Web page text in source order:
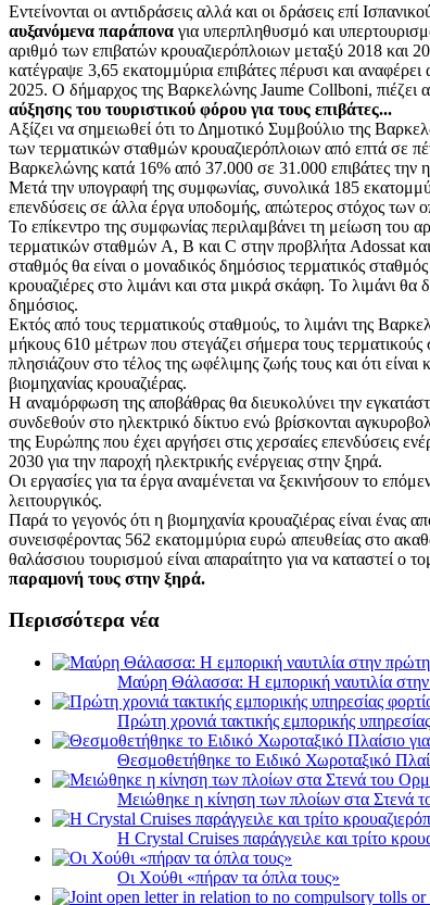
Εντείνονται οι αντιδράσεις αλλά και οι δράσεις επί
αυξανόμενα παράπονα για υπερπληθυσμό και
αριθμό των επιβατών κρουαζιερόπλοιων μεταξύ 2018 και
κατέγραψε 3,65 εκατομμύρια επιβάτες πέρυσι και
2025. Ο δήμαρχος της Βαρκελώνης Jaume Collboni, πιέζει
αύξησης του τουριστικού φόρου για τους επιβάτες...
Αξίζει να σημειωθεί ότι το Δημοτικό Συμβούλιο της
των τερματικών σταθμών κρουαζιερόπλοιων από επτά σε
Βαρκελώνης κατά 16% από 37.000 σε 31.000 επιβάτες την
Μετά την υπογραφή της συμφωνίας, συνολικά 185
επενδύσεις σε άλλα έργα υποδομής, απώτερος στόχος των
Το επίκεντρο της συμφωνίας περιλαμβάνει τη μείωση του
τερματικών σταθμών A, B και C στην προβλήτα Adossat
σταθμός θα είναι ο μοναδικός δημόσιος τερματικός
κρουαζιέρες στο λιμάνι και στα μικρά σκάφη. Το λιμάνι θα
δημόσιος.
Εκτός από τους τερματικούς σταθμούς, το λιμάνι της
μήκους 610 μέτρων που στεγάζει σήμερα τους
πλησιάζουν στο τέλος της ωφέλιμης ζωής τους και ότι
βιομηχανίας κρουαζιέρας.
Η αναμόρφωση της αποβάθρας θα διευκολύνει την
συνδεθούν στο ηλεκτρικό δίκτυο ενώ βρίσκονται
της Ευρώπης που έχει αργήσει στις χερσαίες επενδύσεις
2030 για την παροχή ηλεκτρικής ενέργειας στην ξηρά.
Οι εργασίες για τα έργα αναμένεται να ξεκινήσουν το
λειτουργικός.
Παρά το γεγονός ότι η βιομηχανία κρουαζιέρας είναι
συνεισφέροντας 562 εκατομμύρια ευρώ απευθείας στο
θαλάσσιου τουρισμού είναι απαραίτητο για να καταστεί ο
παραμονή τους στην ξηρά.
Περισσότερα νέα
Μαύρη Θάλασσα: Η εμπορική ναυτιλία
Πρώτη χρονιά τακτικής εμπορικής
Θεσμοθετήθηκε το Ειδικό Χωροταξικό
Μειώθηκε η κίνηση των πλοίων στα Στενά
Η Crystal Cruises παράγγειλε και τρίτο
Οι Χούθι «πήραν τα όπλα τους»